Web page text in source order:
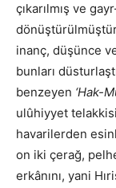
çıkarılmış ve
inanç, düşünce
bunları
benzeyen ‘Hak-
ulûhiyyet
havarilerden
on iki çerağ,
erkânını, yani